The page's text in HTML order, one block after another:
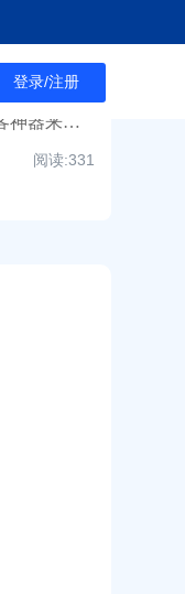
登录/注册
阅读:465
【外贸人必看】AI精准获客神器来了！3个月业绩狂翻5倍大揭秘！
阅读:331